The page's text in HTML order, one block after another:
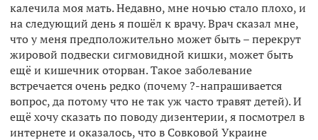
калечила моя мать. Недавно, мне ночью стало плохо, и
на следующий день я пошёл к врачу. Врач сказал мне,
что у меня предположительно может быть – перекрут
жировой подвески сигмовидной кишки, может быть
ещё и кишечник оторван. Такое заболевание
встречается очень редко (почему ?-напрашивается
вопрос, да потому что не так уж часто травят детей). И
ещё хочу сказать по поводу дизентерии, я посмотрел в
интернете и оказалось, что в Совковой Украине